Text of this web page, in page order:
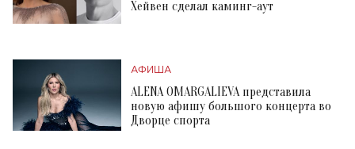
Хейвен сделал каминг-аут
АФИША
ALENA OMARGALIEVA представила
новую афишу большого концерта во
Дворце спорта